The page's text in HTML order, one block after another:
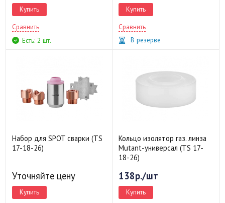
Купить
Сравнить
Есть: 2 шт.
Купить
Сравнить
В резерве
Набор для SPOT сварки (TS
17-18-26)
Уточняйте цену
Купить
Кольцо изолятор газ. линза
Mutant-универсал (TS 17-
18-26)
138р./шт
Купить